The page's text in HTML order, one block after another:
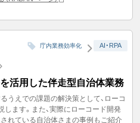
庁内業務効率化 AI・RPA
活用した伴走型自治体業務
うえでの課題の解決策として、ローコ
します。​また、実際にローコード開発
れている自治体さまの事例もご紹介